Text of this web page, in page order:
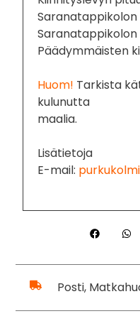
Saranatappikolon
Päädymmäisten
Huom! Tarkista
kulunutta
maalia.
Lisätietoja
E-mail:
Posti,